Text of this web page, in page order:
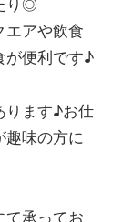
り◎
エアや飲食
が便利です♪
ります♪お仕
趣味の方に
て承ってお